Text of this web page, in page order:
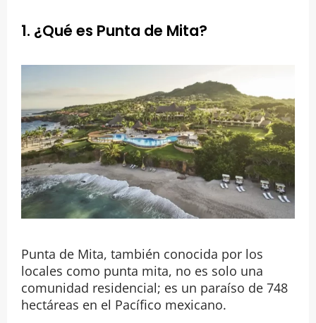
1. ¿Qué es Punta de Mita?
Punta de Mita, también conocida por los
locales como punta mita, no es solo una
comunidad residencial; es un paraíso de 748
hectáreas en el Pacífico mexicano.